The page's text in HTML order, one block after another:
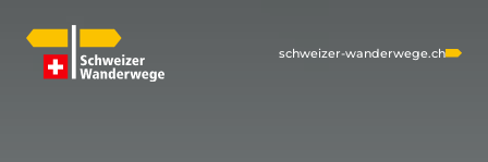
schweizer-wanderwege.ch